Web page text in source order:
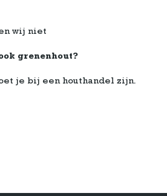
wij niet
grenenhout?
je bij een houthandel zijn.